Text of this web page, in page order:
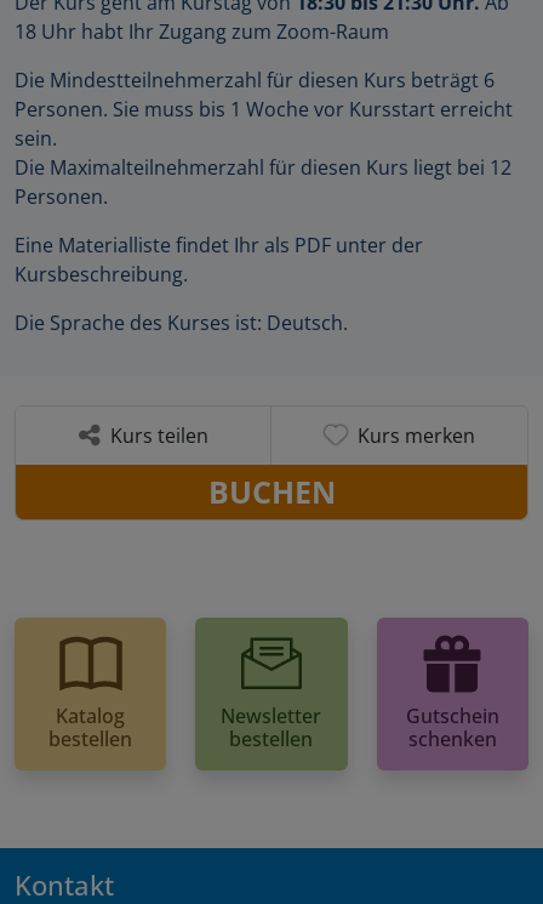
18 Uhr habt Ihr Zugang zum Zoom-Raum
Die Mindestteilnehmerzahl für diesen Kurs beträgt 6
Personen. Sie muss bis 1 Woche vor Kursstart erreicht
sein.
Die Maximalteilnehmerzahl für diesen Kurs liegt bei 12
Personen.
Eine Materialliste findet Ihr als PDF unter der
Kursbeschreibung.
Die Sprache des Kurses ist: Deutsch.
Kurs teilen Kurs merken
BUCHEN
Katalog
bestellen
Newsletter
bestellen
Gutschein
schenken
Kontakt